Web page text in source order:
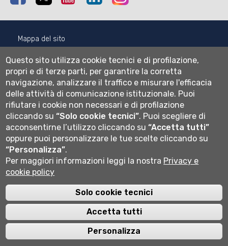
Mappa del sito
Informativa privacy
Cookie settings
Wi-fi
Webmail
Università degli studi di Bergamo
24129 Bergamo
Centralino 035 2052111
Questo sito utilizza cookie tecnici e di profilazione,
propri e di terze parti, per garantire la corretta
navigazione, analizzare il traffico e misurare l'efficacia
delle attività di comunicazione istituzionale. Puoi
rifiutare i cookie non necessari e di profilazione
cliccando su“Solo cookie tecnici”. Puoi scegliere di
acconsentirne l’utilizzo cliccando su“Accetta tutti”
oppure puoi personalizzare le tue scelte cliccando su
“Personalizza”.
Per maggiori informazioni leggi la nostra Privacy e
cookie policy
Solo cookie tecnici
Accetta tutti
Personalizza